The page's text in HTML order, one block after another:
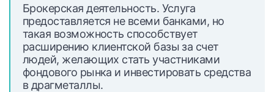
Брокерская деятельность. Услуга
предоставляется не всеми банками, но
такая возможность способствует
расширению клиентской базы за счет
людей, желающих стать участниками
фондового рынка и инвестировать средства
в драгметаллы.